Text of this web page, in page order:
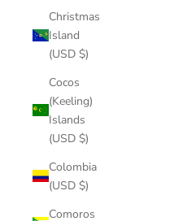
Christmas
Island
(USD $)
Cocos
(Keeling)
Islands
(USD $)
Colombia
(USD $)
Comoros